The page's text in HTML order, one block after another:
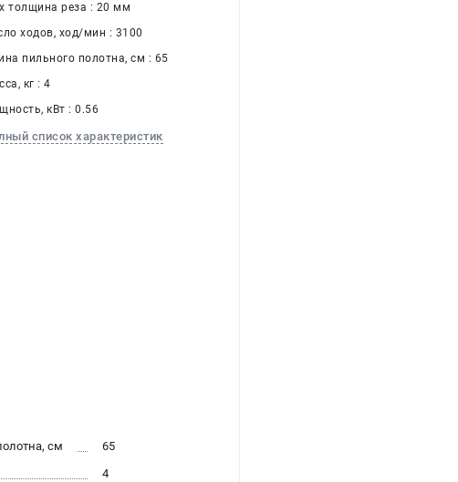
толщина реза : 20 мм
ходов, ход/мин : 3100
пильного полотна, см : 65
кг : 4
кВт : 0.56
список характеристик
см
65
4